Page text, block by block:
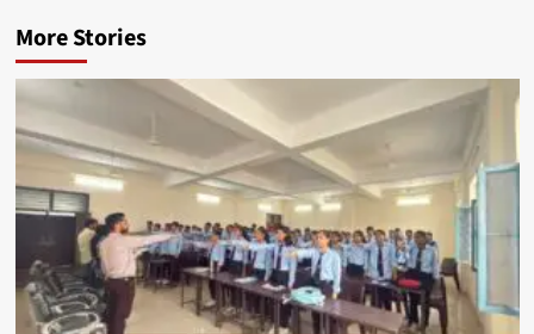
More Stories